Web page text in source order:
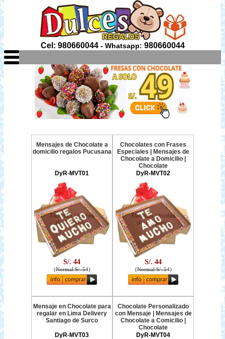
Cel: 980660044- Whatsapp: 980660044
Mensajes de Chocolate a
domicilio regalos Pucusana
DyR-MVT01
S/. 44
(Normal S/. 54)
Chocolates con Frases
Especiales | Mensajes de
Chocolate a Domicilio |
Chocolate
DyR-MVT02
S/. 44
(Normal S/. 54)
Mensaje en Chocolate para
regalar en Lima Delivery
Santiago de Surco
DyR-MVT03
Chocolate Personalizado
con Mensaje | Mensajes de
Chocolate a Comicilio |
Chocolate
DyR-MVT04